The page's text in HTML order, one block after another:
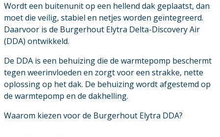
Wordt een buitenunit op een hellend dak geplaatst, dan
moet die veilig, stabiel en netjes worden geïntegreerd.
Daarvoor is de Burgerhout Elytra Delta-Discovery Air
(DDA) ontwikkeld.
De DDA is een behuizing die de warmtepomp beschermt
tegen weerinvloeden en zorgt voor een strakke, nette
oplossing op het dak. De behuizing wordt afgestemd op
de warmtepomp en de dakhelling.
Waarom kiezen voor de Burgerhout Elytra DDA?